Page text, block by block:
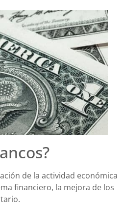
de la actividad económica
financiero, la mejora de los